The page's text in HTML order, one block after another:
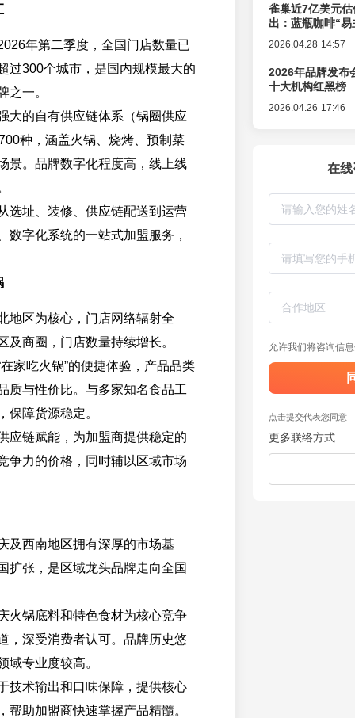
年第二季度，全国门店数量已
过300个城市，是国内规模最大的
之一。
大的自有供应链体系（锅圈供应
种，涵盖火锅、烧烤、预制菜
景。品牌数字化程度高，线上线
选址、装修、供应链配送到运营
数字化系统的一站式加盟服务，
地区为核心，门店网络辐射全
及商圈，门店数量持续增长。
家吃火锅”的便捷体验，产品品类
质与性价比。与多家知名食品工
保障货源稳定。
应链赋能，为加盟商提供稳定的
争力的价格，同时辅以区域市场
及西南地区拥有深厚的市场基
扩张，是区域龙头品牌走向全国
火锅底料和特色食材为核心竞争
，深受消费者认可。品牌历史悠
域专业度较高。
技术输出和口味保障，提供核心
帮助加盟商快速掌握产品精髓。
雀巢近7亿美元
出：蓝瓶咖啡“
2026.04.28 14:57
2026年品牌发布
十大机构红黑榜
2026.04.26 17:46
在
允许我们将咨询信
点击提交代表您同意
更多联络方式